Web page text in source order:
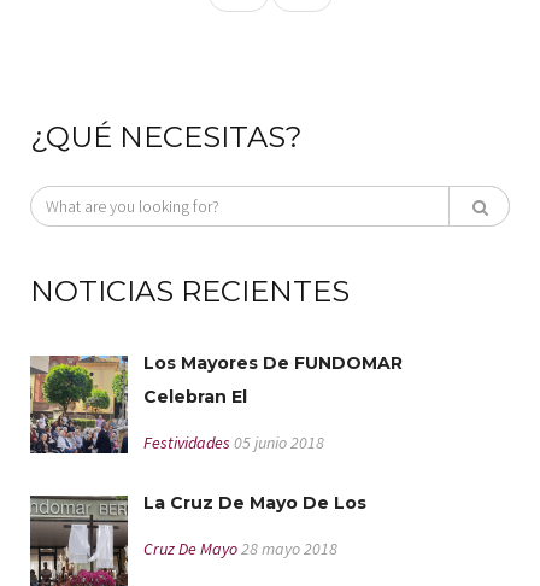
¿QUÉ NECESITAS?
NOTICIAS RECIENTES
Los Mayores De FUNDOMAR
Celebran El
Festividades 05 junio 2018
La Cruz De Mayo De Los
Cruz De Mayo28 mayo 2018